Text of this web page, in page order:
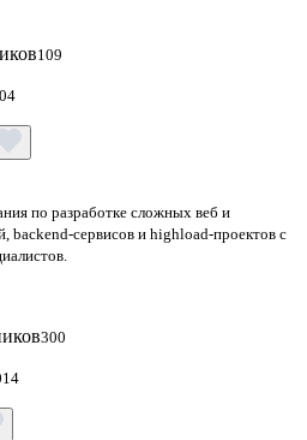
109
по разработке сложных веб и
backend-сервисов и highload-проектов с
300